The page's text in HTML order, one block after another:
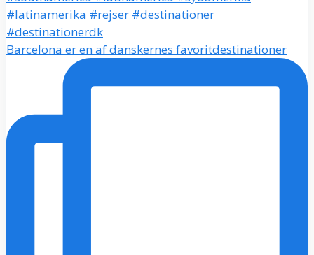
Barcelona er en af danskernes favoritdestinationer